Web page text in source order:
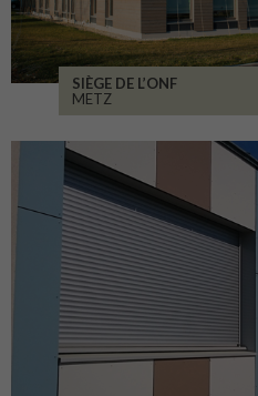
SIÈGE DE L’ONF
METZ